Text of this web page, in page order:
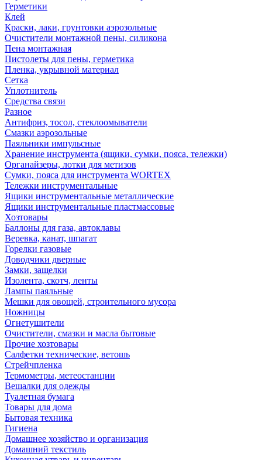
Герметики
Клей
Краски, лаки, грунтовки аэрозольные
Очистители монтажной пены, силикона
Пена монтажная
Пистолеты для пены, герметика
Пленка, укрывной материал
Сетка
Уплотнитель
Средства связи
Разное
Антифриз, тосол, стеклоомыватели
Смазки аэрозольные
Паяльники импульсные
Хранение инструмента (ящики, сумки, пояса, тележки)
Органайзеры, лотки для метизов
Сумки, пояса для инструмента WORTEX
Тележки инструментальные
Ящики инструментальные металлические
Ящики инструментальные пластмассовые
Хозтовары
Баллоны для газа, автоклавы
Веревка, канат, шпагат
Горелки газовые
Доводчики дверные
Замки, защелки
Изолента, скотч, ленты
Лампы паяльные
Мешки для овощей, строительного мусора
Ножницы
Огнетушители
Очистители, смазки и масла бытовые
Прочие хозтовары
Салфетки технические, ветошь
Стрейчпленка
Термометры, метеостанции
Вешалки для одежды
Туалетная бумага
Товары для дома
Бытовая техника
Гигиена
Домашнее хозяйство и организация
Домашний текстиль